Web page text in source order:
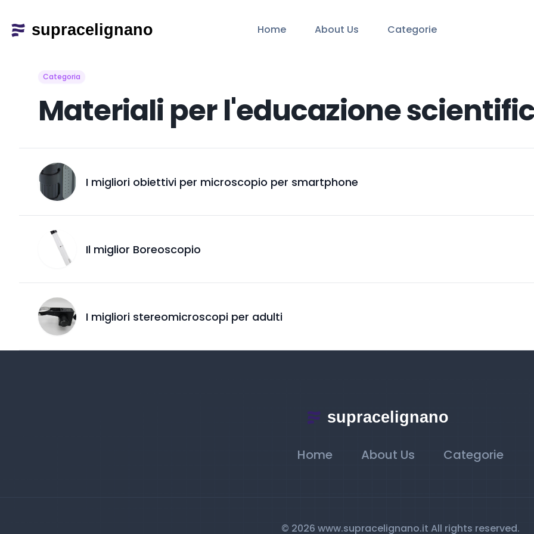
Home About Us Categorie
Categoria
Materiali per l'educazione
I migliori obiettivi per microscopio per smartphone
Il miglior Boreoscopio
I migliori stereomicroscopi per adulti
Home About Us Categorie
© 2026 www.supracelignano.it All rights reserved.